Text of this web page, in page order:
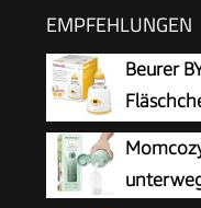
EMPFEHLUNGEN
Beurer
Minuten